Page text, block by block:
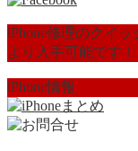
iPhone修理のクイ
より入手可能です！
iPhone情報